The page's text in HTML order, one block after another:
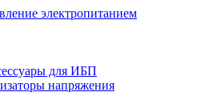
электропитанием
для ИБП
напряжения